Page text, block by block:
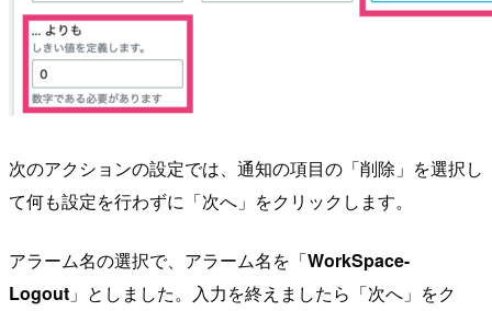
次のアクションの設定では、通知の項目の「削除」を選択し
て何も設定を行わずに「次へ」をクリックします。
アラーム名の選択で、アラーム名を「WorkSpace-
Logout 」としました。入力を終えましたら「次へ」をク